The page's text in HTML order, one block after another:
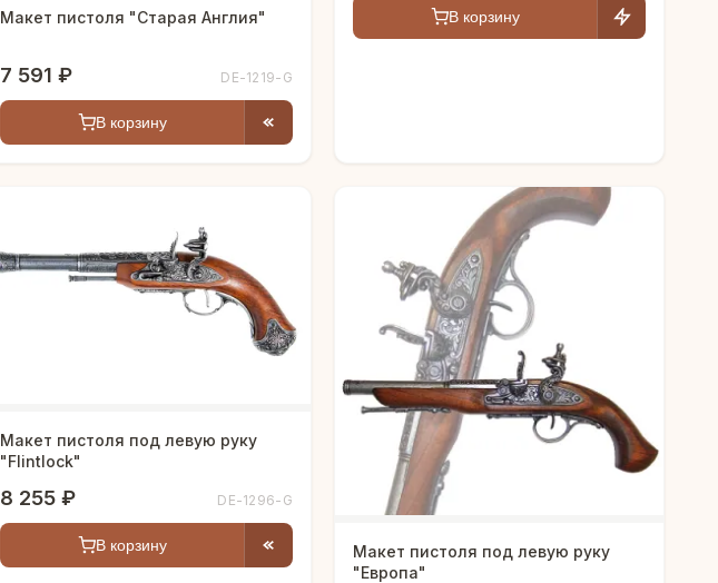
Макет пистоля "Старая Англия"
7 591 ₽ DE-1219-G
В корзину
В корзину
Макет пистоля под левую руку
"Flintlock"
8 255 ₽ DE-1296-G
В корзину
Макет пистоля под левую руку
"Европа"